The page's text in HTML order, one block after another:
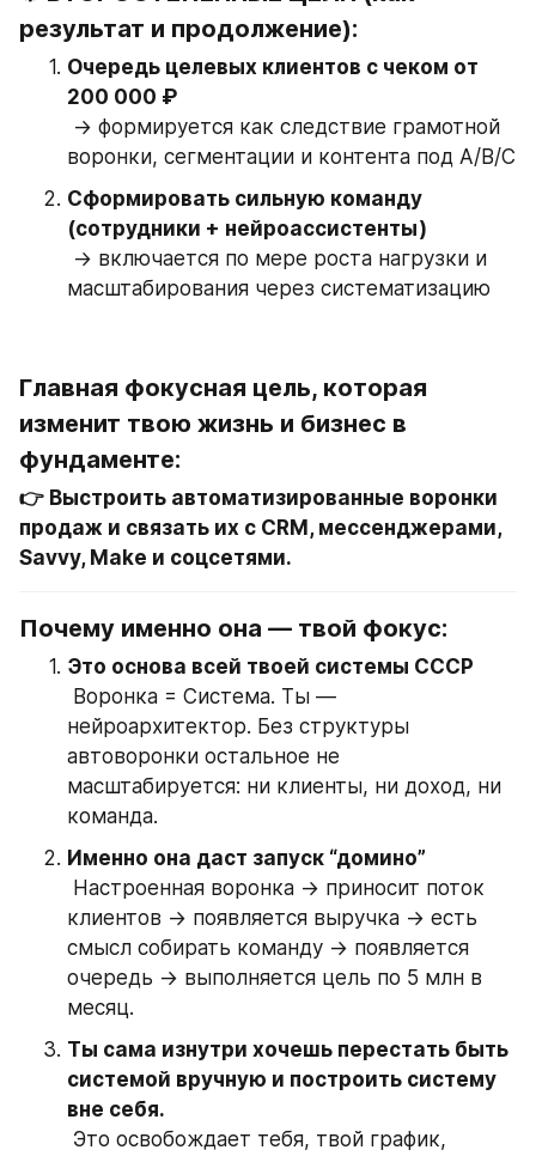
результат и продолжение):
Очередь целевых клиентов с чеком от
200 000 ₽
воронки, сегментации и контента под A/B/C
Сформировать сильную команду
(сотрудники + нейроассистенты)
масштабирования через систематизацию
изменит твою жизнь и бизнес в
фундаменте:
👉 Выстроить автоматизированные воронки
продаж и связать их с CRM, мессенджерами,
Savvy, Make и соцсетями.
Почему именно она — твой фокус:
Это основа всей твоей системы СССР
нейроархитектор. Без структуры
автоворонки остальное не
масштабируется: ни клиенты, ни доход, ни
команда.
Именно она даст запуск “домино”
клиентов → появляется выручка → есть
смысл собирать команду → появляется
очередь → выполняется цель по 5 млн в
месяц.
Ты сама изнутри хочешь перестать быть
системой вручную и построить систему
вне себя.